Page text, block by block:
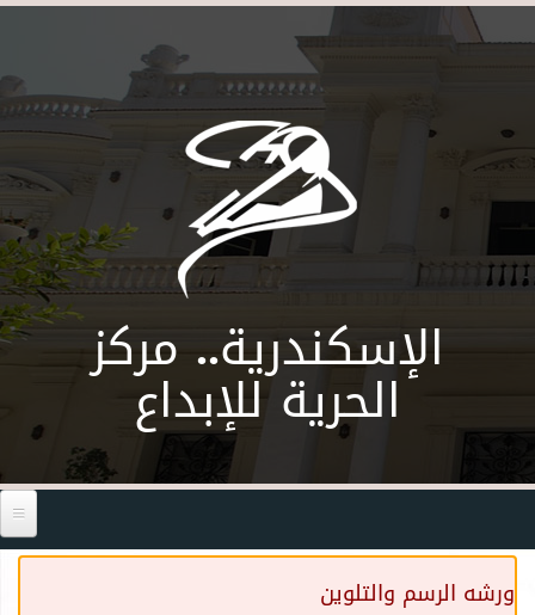
Skip to main content
الإسكندرية.. مركز
الحرية للإبداع
ورشه الرسم والتلوين